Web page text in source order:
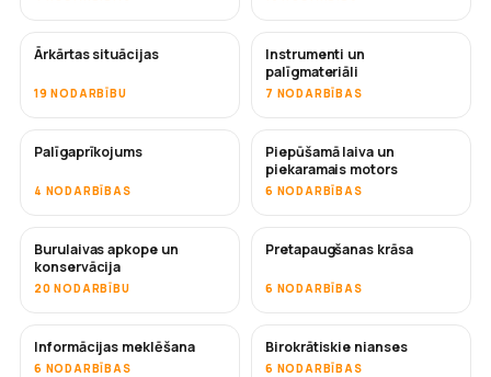
Ārkārtas situācijas
19 NODARBĪBU
Instrumenti un
palīgmateriāli
7 NODARBĪBAS
Palīgaprīkojums
4 NODARBĪBAS
Piepūšamā laiva un
piekaramais motors
6 NODARBĪBAS
Burulaivas apkope un
konservācija
20 NODARBĪBU
DRĪZUMĀ
Pretapaugšanas krāsa
6 NODARBĪBAS
Informācijas meklēšana
6 NODARBĪBAS
Birokrātiskie nianses
6 NODARBĪBAS